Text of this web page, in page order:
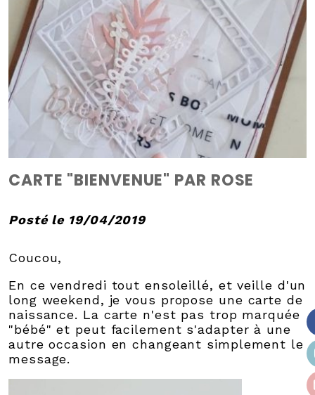
CARTE "BIENVENUE" PAR ROSE
Posté le 19/04/2019
Coucou,
En ce vendredi tout ensoleillé, et veille d'un
long weekend, je vous propose une carte de
naissance. La carte n'est pas trop marquée
"bébé" et peut facilement s'adapter à une
autre occasion en changeant simplement le
message.